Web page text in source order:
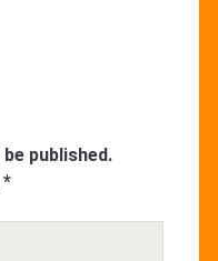
published.
*